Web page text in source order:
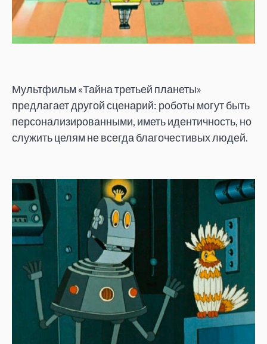
Мультфильм «Тайна третьей планеты»
предлагает другой сценарий: роботы могут быть
персонализированными, иметь идентичность, но
служить целям не всегда благочестивых людей.